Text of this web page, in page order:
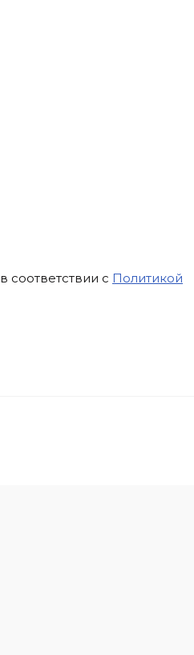
в соответствии с Политикой